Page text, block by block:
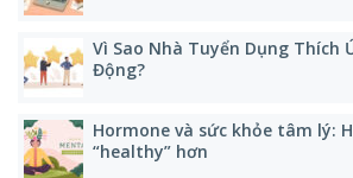
Vì Sao Nhà Tuyển Dụng Thích
Động?
Hormone và sức khỏe tâm lý:
“healthy” hơn